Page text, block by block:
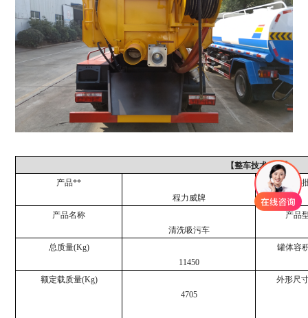
【整车技术参数】
产品**
程力威牌
公告
产品名称
清洗吸污车
产品
总质量(Kg)
11450
罐体容
额定载质量(Kg)
4705
外形尺